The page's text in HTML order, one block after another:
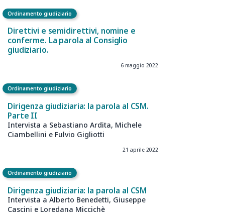
Ordinamento giudiziario
I nuovi condizionamenti del magistrato
Direttivi e semidirettivi, nomine e
conferme. La parola al Consiglio
giudiziario.
6 maggio 2022
Ordinamento giudiziario
Dirigenza giudiziaria: la parola al CSM.
Parte II
Intervista a Sebastiano Ardita, Michele